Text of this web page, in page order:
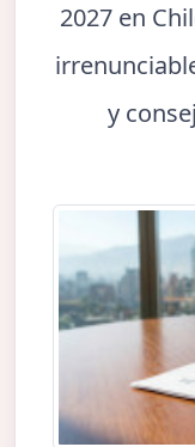
2027 en
y